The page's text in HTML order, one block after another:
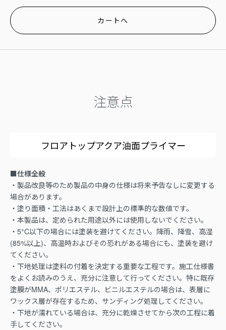
カートへ
注意点
フロアトップアクア油面プライマー
■仕様全般
・製品改良等のため製品の中身の仕様は将来予告なしに変更する
場合があります。
・塗り面積・工法はあくまで設計上の標準的な数値です。
・本製品は、定められた用途以外には使用しないでください。
・5°C以下の場合には塗装を避けてください。降雨、降雪、高湿
(85%以上)、高温時およびその恐れがある場合にも、塗装を避け
てください。
・下地処理は塗料の付着を決定する重要な工程です。施工仕様書
をよくお読みのうえ、充分に注意して行ってください。特に既存
塗膜がMMA、ポリエステル、ビニルエステルの場合は、表層に
ワックス層が存在するため、サンディング処理してください。
・下地が濡れている場合は、充分に乾燥させてから次の工程に着
手してください。